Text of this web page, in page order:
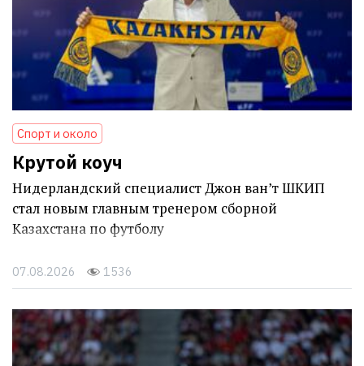
Спорт и около
Крутой коуч
Нидерландский специалист Джон ван’т ШКИП
стал новым главным тренером сборной
Казахстана по футболу
07.08.2026 1536